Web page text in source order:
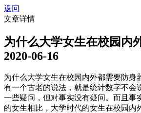
返回
文章详情
为什么大学女生在校园内
2020-06-16
为什么大学女生在校园内外都需要防身
有一个古老的说法，就是统计数字不会
一些疑问，但对事实没有疑问。而且事
的女生相比，大学时代的女生在校园内